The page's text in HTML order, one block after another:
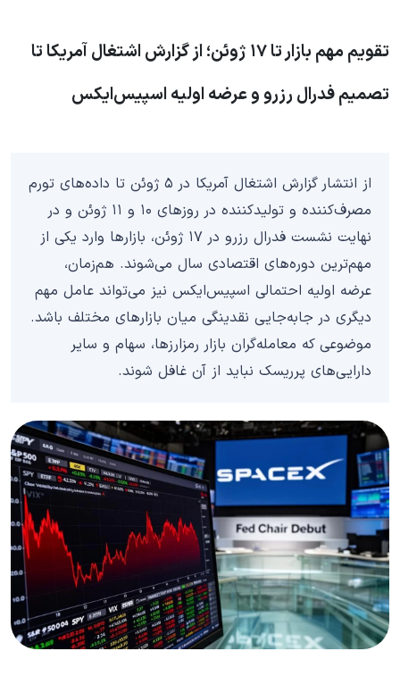
تقویم مهم بازار تا ۱۷ ژوئن؛ از گزارش اشتغال آمریکا تا
تصمیم فدرال رزرو و عرضه اولیه اسپیس‌ایکس
از انتشار گزارش اشتغال آمریکا در ۵ ژوئن تا داده‌های تورم
مصرف‌کننده و تولیدکننده در روزهای ۱۰ و ۱۱ ژوئن و در
نهایت نشست فدرال رزرو در ۱۷ ژوئن، بازارها وارد یکی از
مهم‌ترین دوره‌های اقتصادی سال می‌شوند. هم‌زمان،
عرضه اولیه احتمالی اسپیس‌ایکس نیز می‌تواند عامل مهم
دیگری در جابه‌جایی نقدینگی میان بازارهای مختلف باشد.
موضوعی که معامله‌گران بازار رمزارزها، سهام و سایر
دارایی‌های پرریسک نباید از آن غافل شوند.